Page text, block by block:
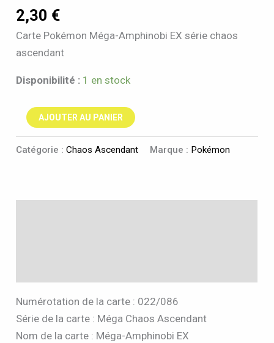
2,30 €
Carte Pokémon Méga-Amphinobi EX série chaos
ascendant
Disponibilité : 1 en stock
AJOUTER AU PANIER
Catégorie :Chaos Ascendant Marque : Pokémon
Numérotation de la carte : 022/086
Série de la carte : Méga Chaos Ascendant
Nom de la carte : Méga-Amphinobi EX